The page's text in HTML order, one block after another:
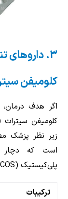
۳. داروهای
کلومیفن
اگر هدف
زیر نظر پزشک
است که دچار
پلی‌کیستیک (PCOS) هستند.
ترکیبات